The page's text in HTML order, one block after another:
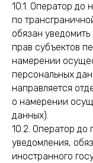
10.1. Оператор до
по
обязан
прав субъектов
намерении
персональных
направляется
о намерении
данных).
10.2. Оператор до
уведомления,
иностранного